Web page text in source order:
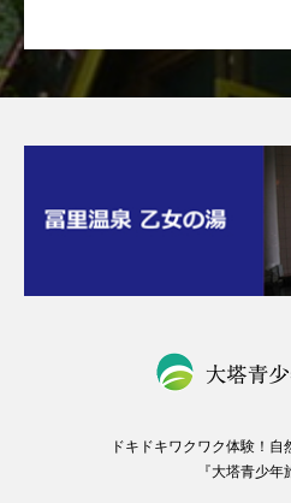
ドキドキワクワク体験！自
『大塔青少年